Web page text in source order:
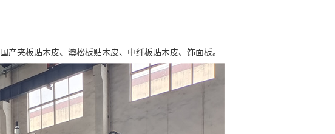
夹板贴木皮、澳松板贴木皮、中纤板贴木皮、饰面板。